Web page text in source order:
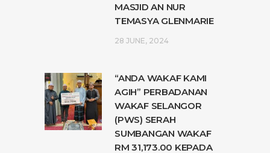
MASJID AN NUR
TEMASYA GLENMARIE
28 JUNE, 2024
“ANDA WAKAF KAMI
AGIH” PERBADANAN
WAKAF SELANGOR
(PWS) SERAH
SUMBANGAN WAKAF
RM 31,173.00 KEPADA